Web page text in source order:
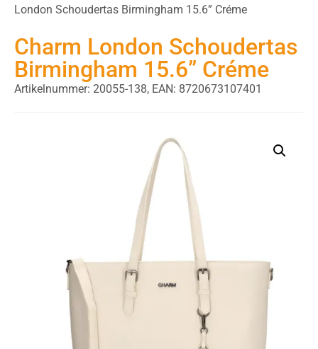
London Schoudertas Birmingham 15.6” Créme
Charm London Schoudertas
Birmingham 15.6” Créme
Artikelnummer: 20055-138, EAN: 8720673107401